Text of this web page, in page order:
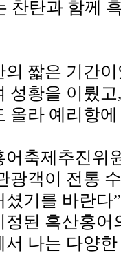
찬탄과 함께
의 짧은 기간
성황을 이뤘
올라 예리항
어축제추진위
광객이 전통
셨기를 바란다
정된 흑산홍어
서 나는 다양